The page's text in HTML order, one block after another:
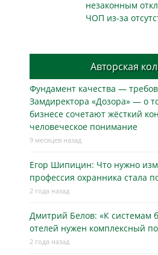
незаконным
ЧОП из-за
Авторская
Фундамент качества —
Замдиректора «Дозора» — о
бизнесe сочетают жёсткий
человеческое понимание
9 месяцев назад
Егор Шипицин: Что нужно
профессия охранника стала
2 года назад
Дмитрий Белов: «К системам
отелей нужен комплексный
2 года назад